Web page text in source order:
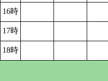
16時
17時
18時